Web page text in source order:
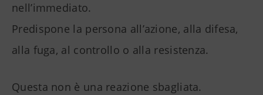
nell’immediato.
Predispone la persona all’azione, alla difesa,
alla fuga, al controllo o alla resistenza.
Questa non è una reazione sbagliata.